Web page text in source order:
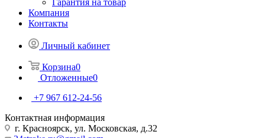
Гарантия на товар
Компания
Контакты
Личный кабинет
Корзина0
Отложенные0
+7 967 612-24-56
Контактная информация
г. Красноярск, ул. Московская, д.32